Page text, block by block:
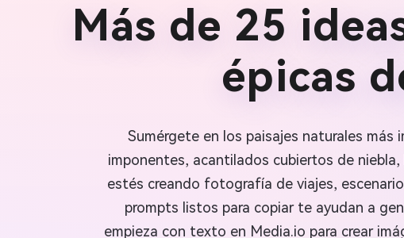
Más de 25
épicas
Sumérgete en los paisajes naturales más
imponentes, acantilados cubiertos de
estés creando fotografía de viajes,
prompts listos para copiar te ayudan a
empieza con texto en Media.io para crear